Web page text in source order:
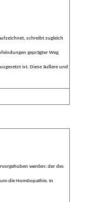
schreibt zugleich
geprägter Weg
ist. Diese äußere und
werden: der des
die Homöopathie. In